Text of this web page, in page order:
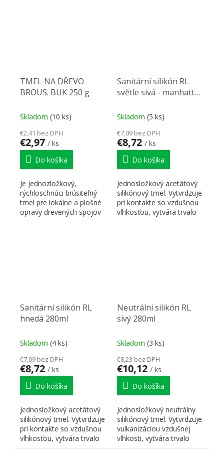
TMEL NA DŘEVO
BROUS. BUK 250 g
Skladom (10 ks)
€2,41 bez DPH
€2,97 / ks
Do košíka
Je jednozložkový,
rýchloschnúci brúsiteľný
tmel pre lokálne a plošné
opravy drevených spojov
či povrchov pri...
Sanitární silikón RL
světle sivá - manhattan
Skladom (5 ks)
€7,09 bez DPH
€8,72 / ks
Do košíka
Jednosložkový acetátový
silikónový tmel. Vytvrdzuje
pri kontakte so vzdušnou
vlhkosťou, vytvára trvalo
pevný,...
Sanitární silikón RL
hnedá 280ml
Skladom (4 ks)
€7,09 bez DPH
€8,72 / ks
Do košíka
Jednosložkový acetátový
silikónový tmel. Vytvrdzuje
pri kontakte so vzdušnou
vlhkosťou, vytvára trvalo
pevný,...
Neutrální silikón RL
sivý 280ml
Skladom (3 ks)
€8,23 bez DPH
€10,12 / ks
Do košíka
Jednosložkový neutrálny
silikónový tmel. Vytvrdzuje
vulkanizáciou vzdušnej
vlhkosti, vytvára trvalo
pevný elastický...